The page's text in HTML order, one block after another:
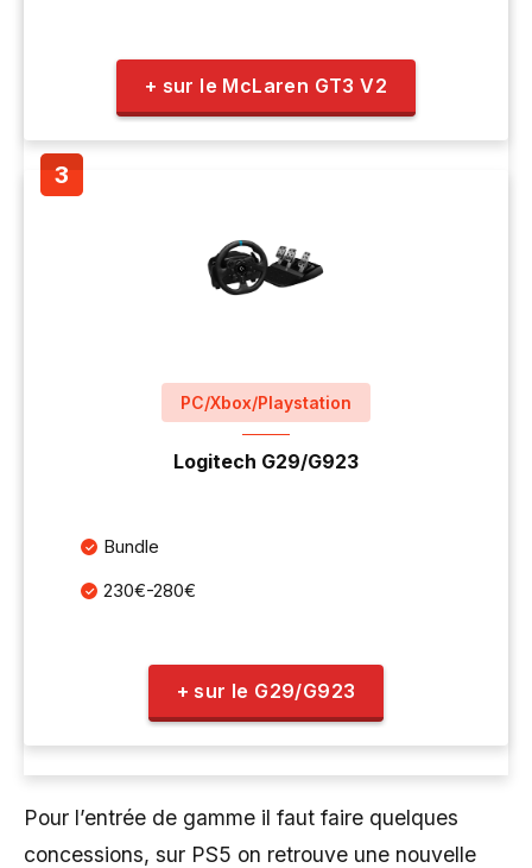
+ sur le McLaren GT3 V2
PC/Xbox/Playstation
Logitech G29/G923
Bundle
230€-280€
+ sur le G29/G923
Pour l’entrée de gamme il faut faire quelques
concessions, sur PS5 on retrouve une nouvelle